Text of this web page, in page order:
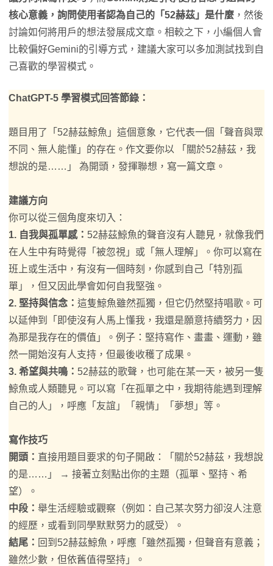
核心意義，詢問使用者認為自己的「52赫茲」是什麼 ，然後
討論如何將用戶的想法發展成文章。相較之下，小編個人會
比較偏好Gemini的引導方式，建議大家可以多加測試找到自
己喜歡的學習模式。
ChatGPT-5 學習模式回答節錄：
題目用了「52赫茲鯨魚」這個意象，它代表一個「聲音與眾
不同、無人能懂」的存在。作文要你以 「關於52赫茲，我
想說的是……」 為開頭，發揮聯想，寫一篇文章。
建議方向
你可以從三個角度來切入：
1. 自我與孤單感： 52赫茲鯨魚的聲音沒有人聽見，就像我們
在人生中有時覺得「被忽視」或「無人理解」。你可以寫在
班上或生活中，有沒有一個時刻，你感到自己「特別孤
單」，但又因此學會如何自我堅強。
2. 堅持與信念： 這隻鯨魚雖然孤獨，但它仍然堅持唱歌。可
以延伸到「即使沒有人馬上懂我，我還是願意持續努力，因
為那是我存在的價值」。例子：堅持寫作、畫畫、運動，雖
然一開始沒有人支持，但最後收穫了成果。
3. 希望與共鳴： 52赫茲的歌聲，也可能在某一天，被另一隻
鯨魚或人類聽見。可以寫「在孤單之中，我期待能遇到理解
自己的人」，呼應「友誼」「親情」「夢想」等。
寫作技巧
開頭： 直接用題目要求的句子開啟：「關於52赫茲，我想說
的是……」 → 接著立刻點出你的主題（孤單、堅持、希
望）。
中段： 舉生活經驗或觀察（例如：自己某次努力卻沒人注意
的經歷，或看到同學默默努力的感受）。
結尾： 回到52赫茲鯨魚，呼應「雖然孤獨，但聲音有意義；
雖然少數，但依舊值得堅持」。